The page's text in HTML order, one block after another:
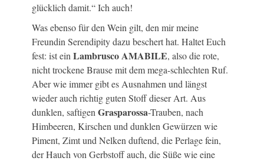
glücklich damit.“ Ich auch!
Was ebenso für den Wein gilt, den mir meine
Freundin Serendipity dazu beschert hat. Haltet Euch
fest: ist ein Lambrusco AMABILE, also die rote,
nicht trockene Brause mit dem mega-schlechten Ruf.
Aber wie immer gibt es Ausnahmen und längst
wieder auch richtig guten Stoff dieser Art. Aus
dunklen, saftigen Grasparossa-Trauben, nach
Himbeeren, Kirschen und dunklen Gewürzen wie
Piment, Zimt und Nelken duftend, die Perlage fein,
der Hauch von Gerbstoff auch, die Süße wie eine